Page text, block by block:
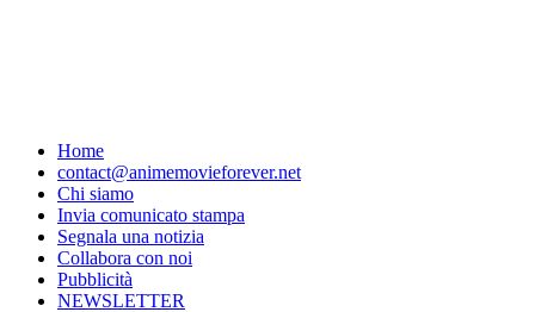
Home
contact@animemovieforever.net
Chi siamo
Invia comunicato stampa
Segnala una notizia
Collabora con noi
Pubblicità
NEWSLETTER